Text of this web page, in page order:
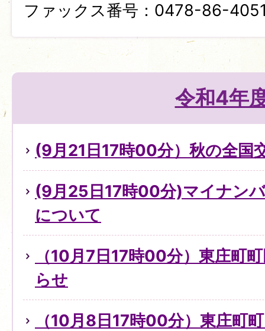
ファックス番号：0478-86-
令和4年
(9月21日17時00分）秋の全国
(9月25日17時00分)マイナン
について
（10月7日17時00分）東庄町
らせ
（10月8日17時00分）東庄町